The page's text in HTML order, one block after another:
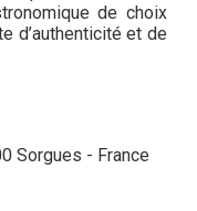
de choix
d’authenticité et de
Sorgues - France